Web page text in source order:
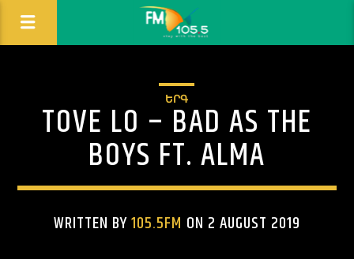
ԵՐԳ
TOVE LO – BAD AS THE
BOYS FT. ALMA
WRITTEN BY105.5FM ON 2 AUGUST 2019